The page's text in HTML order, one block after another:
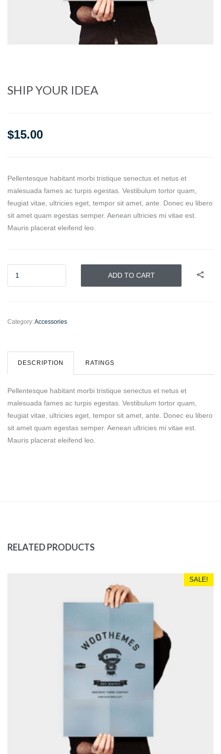
SHIP YOUR IDEA
$15.00
Pellentesque habitant morbi tristique senectus et netus et
malesuada fames ac turpis egestas. Vestibulum tortor quam,
feugiat vitae, ultricies eget, tempor sit amet, ante. Donec eu libero
sit amet quam egestas semper. Aenean ultricies mi vitae est.
Mauris placerat eleifend leo.
ADD TO CART
Category:Accessories
DESCRIPTION RATINGS
Pellentesque habitant morbi tristique senectus et netus et
malesuada fames ac turpis egestas. Vestibulum tortor quam,
feugiat vitae, ultricies eget, tempor sit amet, ante. Donec eu libero
sit amet quam egestas semper. Aenean ultricies mi vitae est.
Mauris placerat eleifend leo.
RELATED PRODUCTS
SALE!